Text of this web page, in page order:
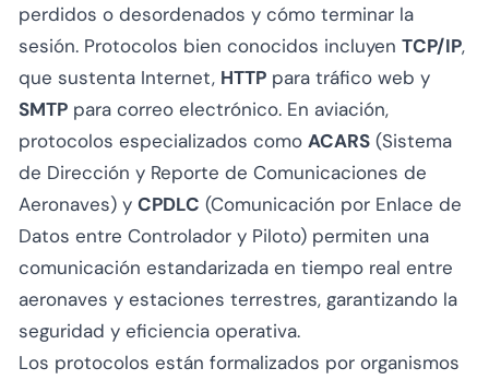
perdidos o desordenados y cómo terminar la
sesión. Protocolos bien conocidos incluyen TCP/IP,
que sustenta Internet, HTTP para tráfico web y
SMTP para correo electrónico. En aviación,
protocolos especializados como ACARS (Sistema
de Dirección y Reporte de Comunicaciones de
Aeronaves) y CPDLC (Comunicación por Enlace de
Datos entre Controlador y Piloto) permiten una
comunicación estandarizada en tiempo real entre
aeronaves y estaciones terrestres, garantizando la
seguridad y eficiencia operativa.
Los protocolos están formalizados por organismos